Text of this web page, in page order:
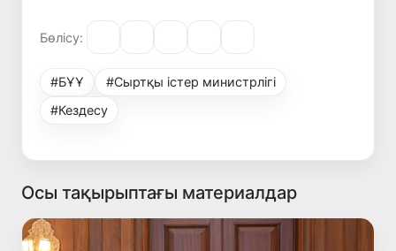
Бөлісу:
#БҰҰ
#Сыртқы істер министрлігі
#Кездесу
Осы тақырыптағы материалдар